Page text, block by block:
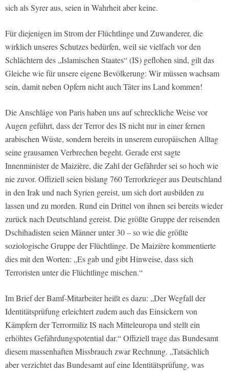
sich als Syrer aus, seien in Wahrheit aber keine.
Für diejenigen im Strom der Flüchtlinge und Zuwanderer, die
wirklich unseres Schutzes bedürfen, weil sie vielfach vor den
Schlächtern des „Islamischen Staates“ (IS) geflohen sind, gilt das
Gleiche wie für unsere eigene Bevölkerung: Wir müssen wachsam
sein, damit neben Opfern nicht auch Täter ins Land kommen!
Die Anschläge von Paris haben uns auf schreckliche Weise vor
Augen geführt, dass der Terror des IS nicht nur in einer fernen
arabischen Wüste, sondern bereits in unserem europäischen Alltag
seine grausamen Verbrechen begeht. Gerade erst sagte
Innenminister de Maizière, die Zahl der Gefährder sei so hoch wie
nie zuvor. Offiziell seien bislang 760 Terrorkrieger aus Deutschland
in den Irak und nach Syrien gereist, um sich dort ausbilden zu
lassen und zu morden. Rund ein Drittel von ihnen sei bereits wieder
zurück nach Deutschland gereist. Die größte Gruppe der reisenden
Dschihadisten seien Männer unter 30 – so wie die größte
soziologische Gruppe der Flüchtlinge. De Maizière kommentierte
dies mit den Worten: „Es gab und gibt Hinweise, dass sich
Terroristen unter die Flüchtlinge mischen.“
Im Brief der Bamf-Mitarbeiter heißt es dazu: „Der Wegfall der
Identitätsprüfung erleichtert zudem auch das Einsickern von
Kämpfern der Terrormiliz IS nach Mitteleuropa und stellt ein
erhöhtes Gefährdungspotential dar.“ Offiziell trage das Bundesamt
diesem massenhaften Missbrauch zwar Rechnung. „Tatsächlich
aber verzichtet das Bundesamt auf eine Identitätsprüfung, was